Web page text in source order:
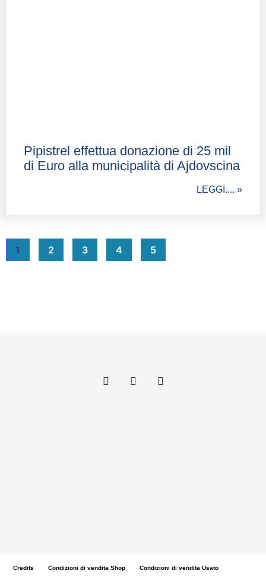
Pipistrel effettua donazione di 25 mil
di Euro alla municipalità di Ajdovscina
LEGGI.... »
1 2 3 4 5
Credits Condizioni di vendita Shop Condizioni di vendita Usato